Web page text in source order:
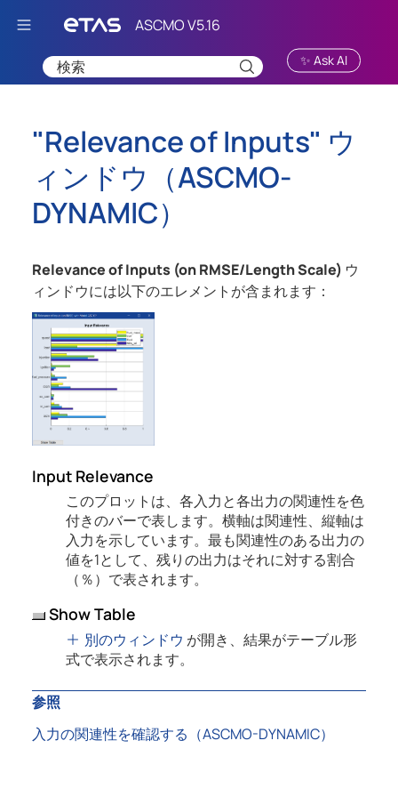
Skip To Main Content
✨ Ask AI
"Relevance of Inputs" ウ
ィンドウ（ASCMO-
DYNAMIC）
Relevance of Inputs (on RMSE/Length Scale) ウ
ィンドウには以下のエレメントが含まれます：
Input Relevance
このプロットは、各入力と各出力の関連性を色
付きのバーで表します。横軸は関連性、縦軸は
入力を示しています。最も関連性のある出力の
値を1として、残りの出力はそれに対する割合
（％）で表されます。
Show Table
別のウィンドウ が開き、結果がテーブル形
式で表示されます。
参照
入力の関連性を確認する（ASCMO-DYNAMIC）